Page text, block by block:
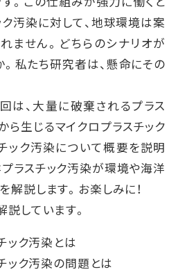
汚染に対して、地球環境は案
ません。どちらのシナリオが
。私たち研究者は、懸命にその
は、大量に破棄されるプラス
ら生じるマイクロプラスチック
ック汚染について概要を説明
プラスチック汚染が環境や海洋
説します。お楽しみに！
しています。
ク汚染とは
ク汚染の問題とは